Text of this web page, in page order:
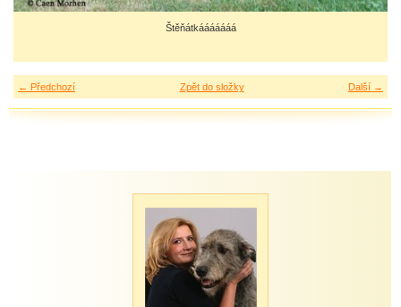
Štěňátkááááááá
← Předchozí Další →
Zpět do složky